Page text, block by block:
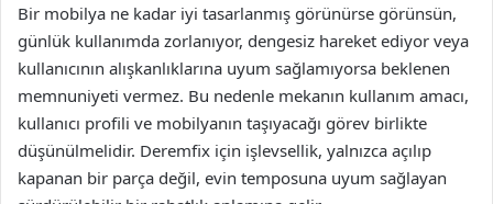
Bir mobilya ne kadar iyi tasarlanmış görünürse görünsün,
günlük kullanımda zorlanıyor, dengesiz hareket ediyor veya
kullanıcının alışkanlıklarına uyum sağlamıyorsa beklenen
memnuniyeti vermez. Bu nedenle mekanın kullanım amacı,
kullanıcı profili ve mobilyanın taşıyacağı görev birlikte
düşünülmelidir. Deremfix için işlevsellik, yalnızca açılıp
kapanan bir parça değil, evin temposuna uyum sağlayan